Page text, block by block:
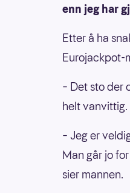
enn jeg har
Etter å ha
Eurojackpot-
– Det sto der
helt vanvittig.
– Jeg er
Man går jo
sier mannen.